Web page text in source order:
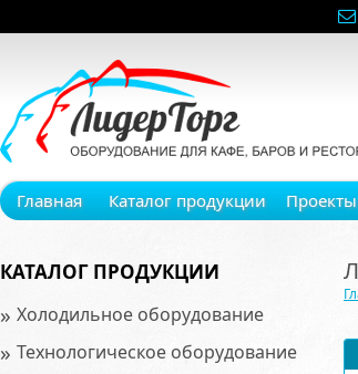
Главная Каталог продукции Проекты
КАТАЛОГ ПРОДУКЦИИ
» Холодильное оборудование
» Технологическое оборудование